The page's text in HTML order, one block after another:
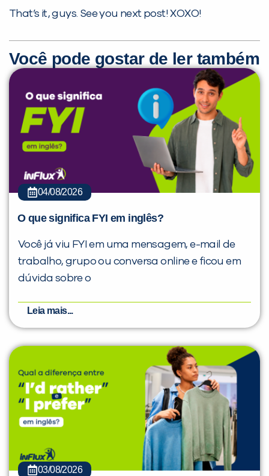
That’s it, guys. See you next post! XOXO!
Você pode gostar de ler também
04/08/2026
O que significa FYI em inglês?
Você já viu FYI em uma mensagem, e-mail de
trabalho, grupo ou conversa online e ficou em
dúvida sobre o
Leia mais...
03/08/2026